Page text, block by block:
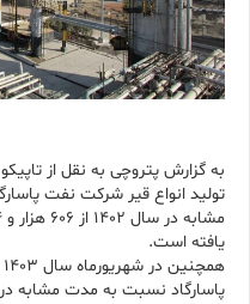
یافته است.